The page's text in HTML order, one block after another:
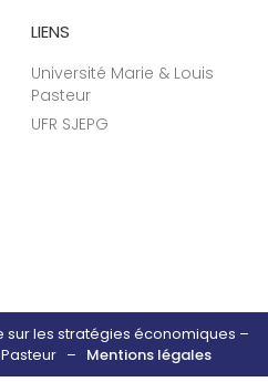
LIENS
Université Marie & Louis
Pasteur
UFR SJEPG
sur les stratégies économiques –
Pasteur – Mentions légales